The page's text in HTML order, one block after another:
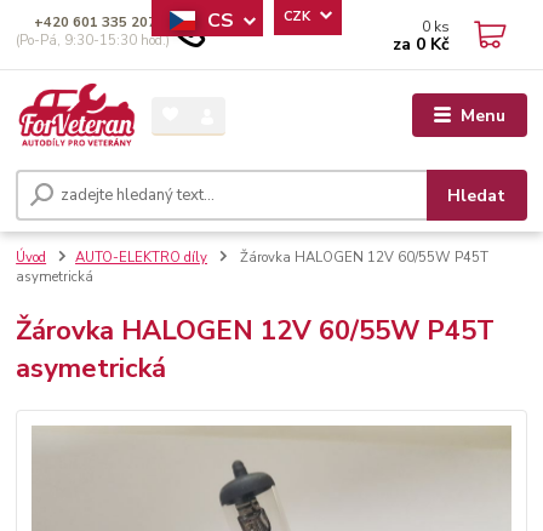
Menu
CS CZK
Hledat
+420 601 335 207
(Po-Pá, 9:30-15:30 hod.)
0 ks
za 0 Kč
Úvod AUTO-ELEKTRO díly
Žárovka HALOGEN 12V 60/55W P45T
asymetrická
Žárovka HALOGEN 12V 60/55W P45T
asymetrická